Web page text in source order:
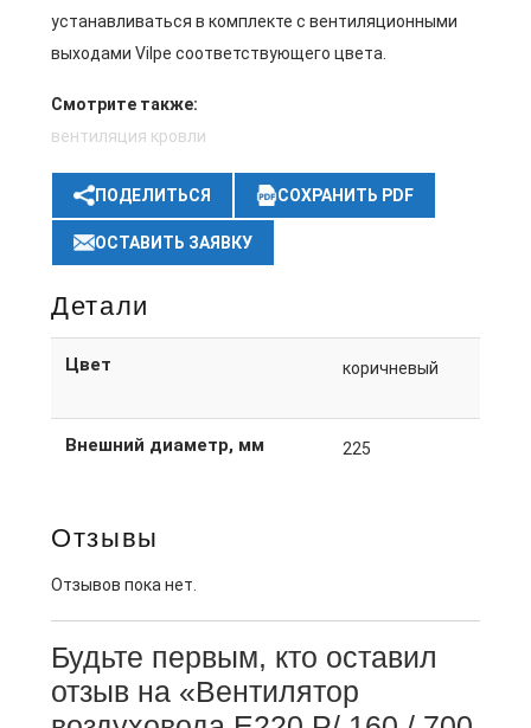
устанавливаться в комплекте с вентиляционными
выходами Vilpe соответствующего цвета.
Смотрите также:
вентиляция кровли
ПОДЕЛИТЬСЯ СОХРАНИТЬ PDF
ОСТАВИТЬ ЗАЯВКУ
Детали
Цвет коричневый
Внешний диаметр, мм 225
Отзывы
Отзывов пока нет.
Будьте первым, кто оставил
отзыв на «Вентилятор